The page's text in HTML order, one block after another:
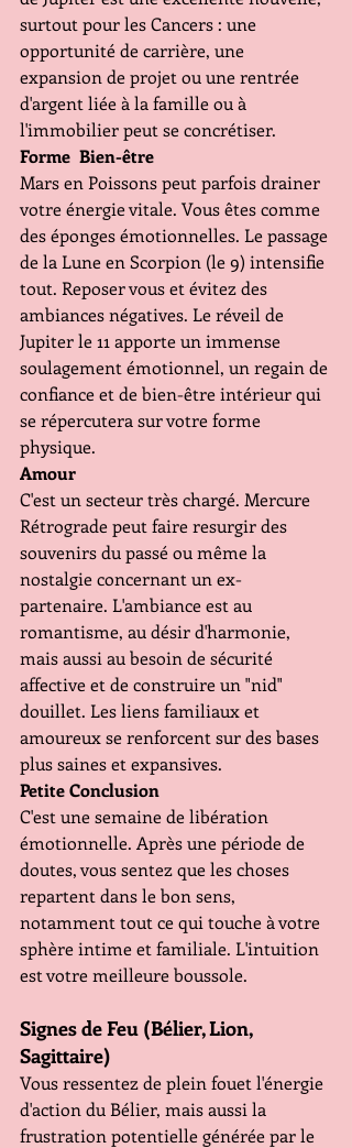
surtout pour les Cancers : une
opportunité de carrière, une
expansion de projet ou une rentrée
d'argent liée à la famille ou à
l'immobilier peut se concrétiser.
Forme  Bien-être
Mars en Poissons peut parfois drainer
votre énergie vitale. Vous êtes comme
des éponges émotionnelles. Le passage
de la Lune en Scorpion (le 9) intensifie
tout. Reposer vous et évitez des
ambiances négatives. Le réveil de
Jupiter le 11 apporte un immense
soulagement émotionnel, un regain de
confiance et de bien-être intérieur qui
se répercutera sur votre forme
physique.
Amour
C'est un secteur très chargé. Mercure
Rétrograde peut faire resurgir des
souvenirs du passé ou même la
nostalgie concernant un ex-
partenaire. L'ambiance est au
romantisme, au désir d'harmonie,
mais aussi au besoin de sécurité
affective et de construire un "nid"
douillet. Les liens familiaux et
amoureux se renforcent sur des bases
plus saines et expansives.
Petite Conclusion
C'est une semaine de libération
émotionnelle. Après une période de
doutes, vous sentez que les choses
repartent dans le bon sens,
notamment tout ce qui touche à votre
sphère intime et familiale. L'intuition
est votre meilleure boussole.
Signes de Feu (Bélier, Lion,
Sagittaire)
Vous ressentez de plein fouet l'énergie
d'action du Bélier, mais aussi la
frustration potentielle générée par le